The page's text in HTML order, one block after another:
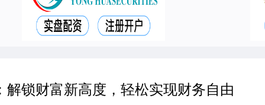
锁财富新高度，轻松实现财务自由